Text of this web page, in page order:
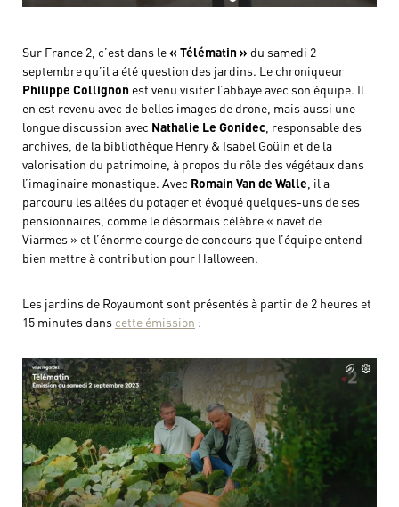
Sur France 2, c’est dans le« Télématin » du samedi 2
septembre qu’il a été question des jardins. Le chroniqueur
Philippe Collignon est venu visiter l’abbaye avec son équipe. Il
en est revenu avec de belles images de drone, mais aussi une
longue discussion avec Nathalie Le Gonidec , responsable des
archives, de la bibliothèque Henry & Isabel Goüin et de la
valorisation du patrimoine, à propos du rôle des végétaux dans
l’imaginaire monastique. Avec Romain Van de Walle , il a
parcouru les allées du potager et évoqué quelques-uns de ses
pensionnaires, comme le désormais célèbre « navet de
Viarmes » et l’énorme courge de concours que l’équipe entend
bien mettre à contribution pour Halloween.
Les jardins de Royaumont sont présentés à partir de 2 heures et
15 minutes dans cette émission :